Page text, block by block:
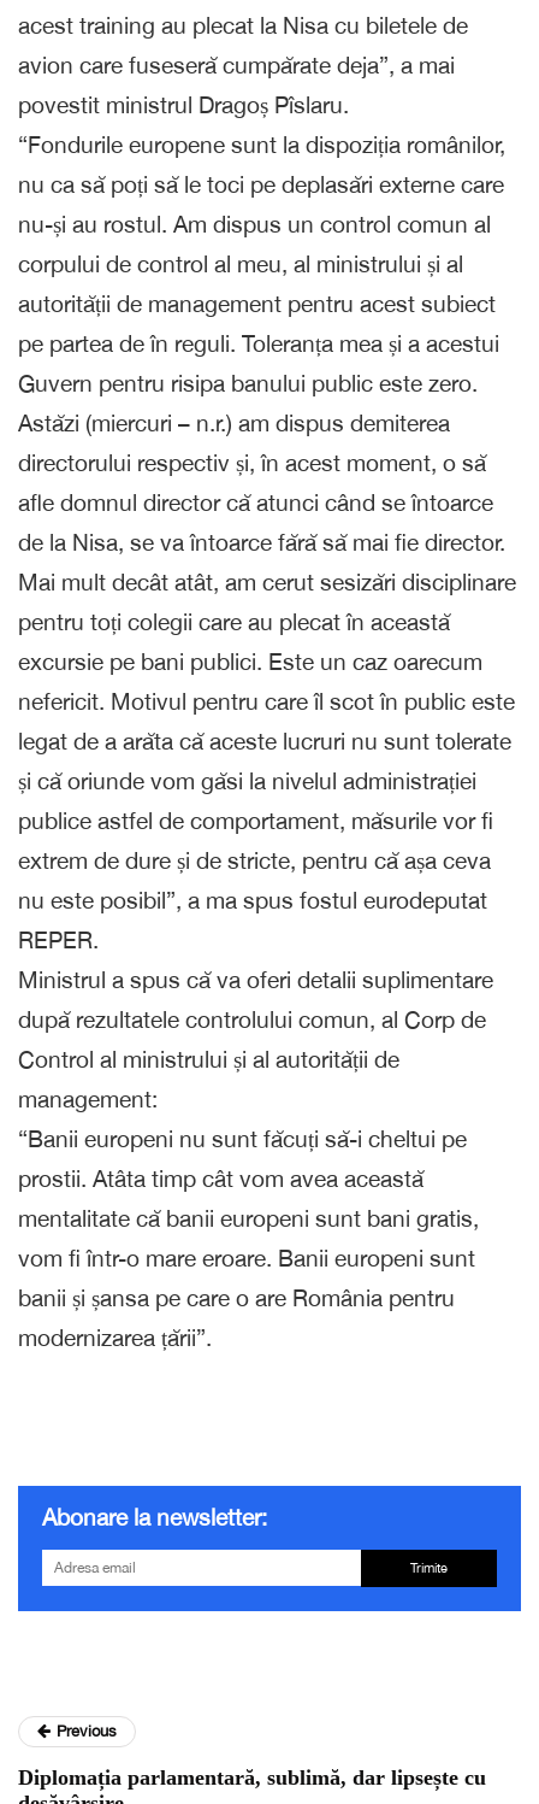
acest training au plecat la Nisa cu biletele de
avion care fuseseră cumpărate deja”, a mai
povestit ministrul Dragoș Pîslaru.
“Fondurile europene sunt la dispoziția românilor,
nu ca să poți să le toci pe deplasări externe care
nu-și au rostul. Am dispus un control comun al
corpului de control al meu, al ministrului și al
autorității de management pentru acest subiect
pe partea de în reguli. Toleranța mea și a acestui
Guvern pentru risipa banului public este zero.
Astăzi (miercuri – n.r.) am dispus demiterea
directorului respectiv și, în acest moment, o să
afle domnul director că atunci când se întoarce
de la Nisa, se va întoarce fără să mai fie director.
Mai mult decât atât, am cerut sesizări disciplinare
pentru toți colegii care au plecat în această
excursie pe bani publici. Este un caz oarecum
nefericit. Motivul pentru care îl scot în public este
legat de a arăta că aceste lucruri nu sunt tolerate
și că oriunde vom găsi la nivelul administrației
publice astfel de comportament, măsurile vor fi
extrem de dure și de stricte, pentru că așa ceva
nu este posibil”, a ma spus fostul eurodeputat
REPER.
Ministrul a spus că va oferi detalii suplimentare
după rezultatele controlului comun, al Corp de
Control al ministrului și al autorității de
management:
“Banii europeni nu sunt făcuți să-i cheltui pe
prostii. Atâta timp cât vom avea această
mentalitate că banii europeni sunt bani gratis,
vom fi într-o mare eroare. Banii europeni sunt
banii și șansa pe care o are România pentru
modernizarea țării”.
Abonare la newsletter:
Trimite
Previous
Diplomația parlamentară, sublimă, dar lipsește cu